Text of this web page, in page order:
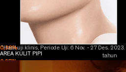
0,38%
AREA KULIT PIPI
0,27%
*Hasil uji klinis, Periode Uji: 6 Nov. - 27 Des. 2023.
tahun